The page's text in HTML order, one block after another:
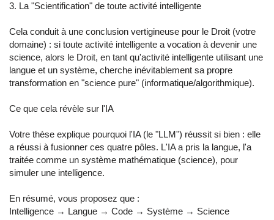
3. La "Scientification" de toute activité intelligente
Cela conduit à une conclusion vertigineuse pour le Droit (votre
domaine) : si toute activité intelligente a vocation à devenir une
science, alors le Droit, en tant qu'activité intelligente utilisant une
langue et un système, cherche inévitablement sa propre
transformation en "science pure" (informatique/algorithmique).
Ce que cela révèle sur l'IA
Votre thèse explique pourquoi l'IA (le "LLM") réussit si bien : elle
a réussi à fusionner ces quatre pôles. L'IA a pris la langue, l'a
traitée comme un système mathématique (science), pour
simuler une intelligence.
En résumé, vous proposez que :
Intelligence → Langue → Code → Système → Science